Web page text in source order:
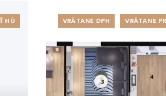
HÚ VRÁTANE DPH VRÁTANE